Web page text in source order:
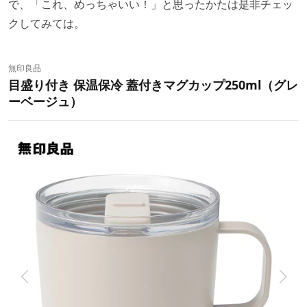
で、「これ、めっちゃいい！」と思ったかたは是非チェッ
クしてみては。
無印良品
目盛り付き 保温保冷 蓋付きマグカップ250ml（グレ
ーベージュ）